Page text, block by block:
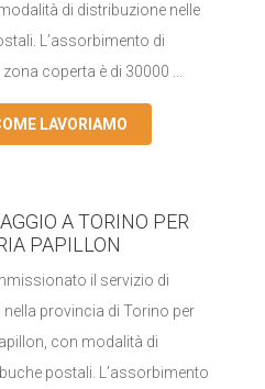
di distribuzione nelle
L’assorbimento di
coperta è di 30000 ...
LAVORIAMO
A TORINO PER
PAPILLON
il servizio di
provincia di Torino per
con modalità di
postali. L’assorbimento